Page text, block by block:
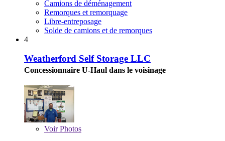
Camions de déménagement
Remorques et remorquage
Libre-entreposage
Solde de camions et de remorques
4
Weatherford Self Storage LLC
Concessionnaire U-Haul dans le voisinage
VoirPhotos